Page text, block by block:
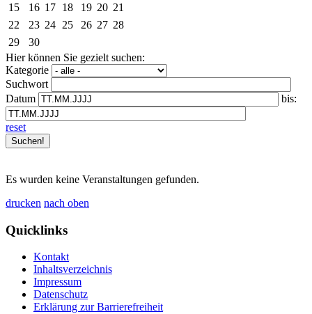
15
16 17 18 19 20 21
22
23 24 25 26 27 28
29
30
Hier können Sie gezielt suchen:
Kategorie
Suchwort
Datum
bis:
reset
Es wurden keine Veranstaltungen gefunden.
drucken nach oben
Quicklinks
Kontakt
Inhaltsverzeichnis
Impressum
Datenschutz
Erklärung zur Barrierefreiheit